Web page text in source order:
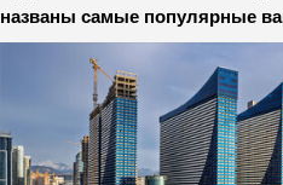
названы самые популярные